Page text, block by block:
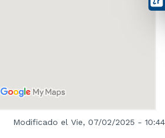
Modificado el Vie, 07/02/2025 - 10:44